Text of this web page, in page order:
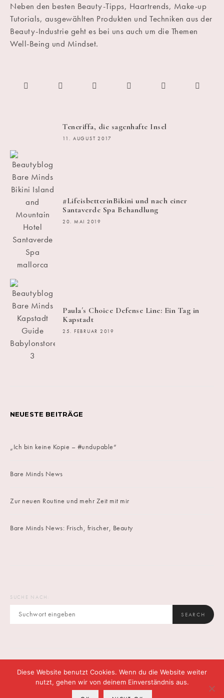
Neben den besten Beauty-Tipps, Haartrends, Make-up
Tutorials, ausgewählten Produkten und Techniken aus der
Beauty-Industrie geht es bei uns auch um die Themen
Well-Being und Mindset.
Teneriffa, die sagenhafte Insel
11. AUGUST 2017
#LifeisbetterinBikini und nach einer
Santaverde Spa Behandlung
20. MAI 2019
Paula´s Choice Defense Line: Ein Tag in
Kapstadt
25. FEBRUAR 2019
NEUESTE BEITRÄGE
„Ich bin keine Kopie – #undupable“
Bare Minds News
Zur neuen Routine und mehr Zeit mit mir
Bare Minds News: Frisch, frischer, Beauty
SUCHE NACH:
SEARCH
DATENSCHUTZ CONTACT
Diese Website benutzt Cookies. Wenn du die Website weiter
nutzt, gehen wir von deinem Einverständnis aus.